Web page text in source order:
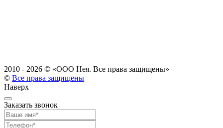
2010 - 2026 © «ООО Нея. Все права защищены»
© Все права защищены
Наверх
Заказать звонок